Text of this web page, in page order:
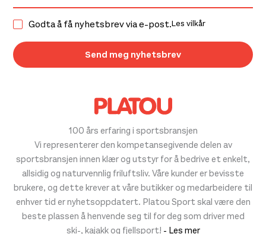
100 års erfaring i sportsbransjen
Vi representerer den kompetansegivende delen av
sportsbransjen innen klær og utstyr for å bedrive et enkelt,
allsidig og naturvennlig friluftsliv. Våre kunder er bevisste
brukere, og dette krever at våre butikker og medarbeidere til
enhver tid er nyhetsoppdatert. Platou Sport skal være den
beste plassen å henvende seg til for deg som driver med
ski-, kajakk og fjellsport! - Les mer
Godta å få nyhetsbrev via e-post.Les vilkår